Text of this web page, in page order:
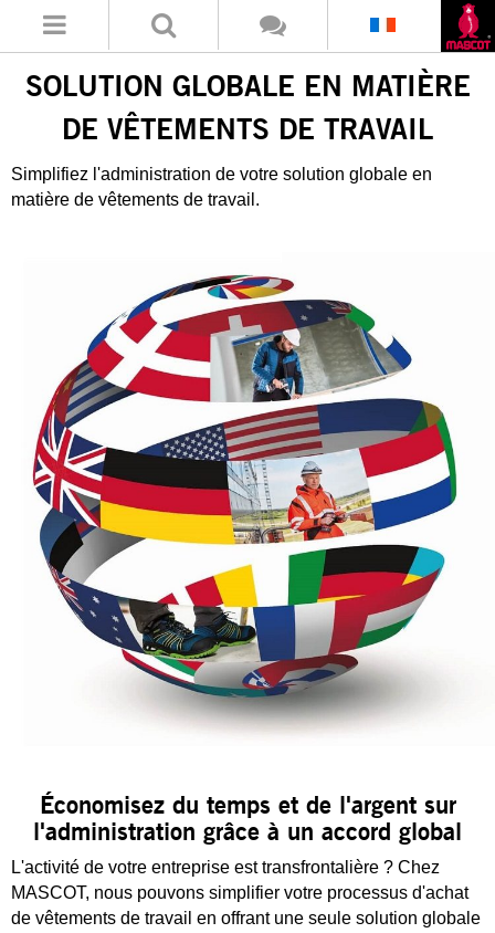
SOLUTION GLOBALE EN MATIÈRE
DE VÊTEMENTS DE TRAVAIL
Simplifiez l'administration de votre solution globale en
matière de vêtements de travail.
Économisez du temps et de l'argent sur
l'administration grâce à un accord global
L'activité de votre entreprise est transfrontalière ? Chez
MASCOT, nous pouvons simplifier votre processus d'achat
de vêtements de travail en offrant une seule solution globale